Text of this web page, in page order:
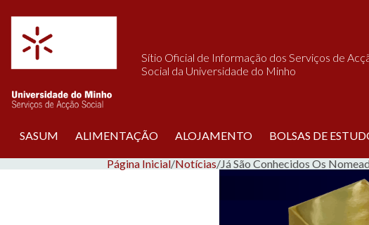
Sítio Oficial de Informação dos Serviços de
Social da Universidade do Minho
SASUM ALIMENTAÇÃO ALOJAMENTO BOLSAS DE
Página Inicial/Notícias/Já São Conhecidos Os